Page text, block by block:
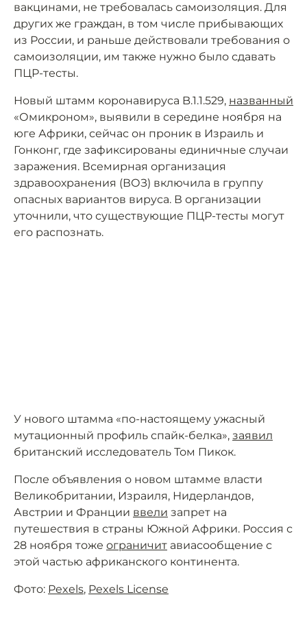
вакцинами, не требовалась самоизоляция. Для
других же граждан, в том числе прибывающих
из России, и раньше действовали требования о
самоизоляции, им также нужно было сдавать
ПЦР-тесты.
Новый штамм коронавируса B.1.1.529, названный
«Омикроном», выявили в середине ноября на
юге Африки, сейчас он проник в Израиль и
Гонконг, где зафиксированы единичные случаи
заражения. Всемирная организация
здравоохранения (ВОЗ) включила в группу
опасных вариантов вируса. В организации
уточнили, что существующие ПЦР-тесты могут
его распознать.
У нового штамма «по-настоящему ужасный
мутационный профиль спайк-белка», заявил
британский исследователь Том Пикок.
После объявления о новом штамме власти
Великобритании, Израиля, Нидерландов,
Австрии и Франции ввели запрет на
путешествия в страны Южной Африки. Россия с
28 ноября тоже ограничит авиасообщение с
этой частью африканского континента.
Фото: Pexels, Pexels License